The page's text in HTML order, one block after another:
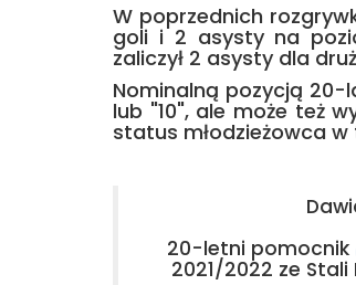
W poprzednich
goli i 2 asysty na
zaliczył 2 asysty dla
Nominalną pozycją
lub "10", ale może też
status młodzieżowca w
20-letni pomocnik
2021/2022 ze